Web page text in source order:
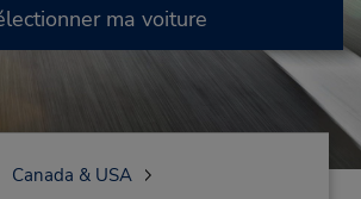
ma voiture
Canada & USA